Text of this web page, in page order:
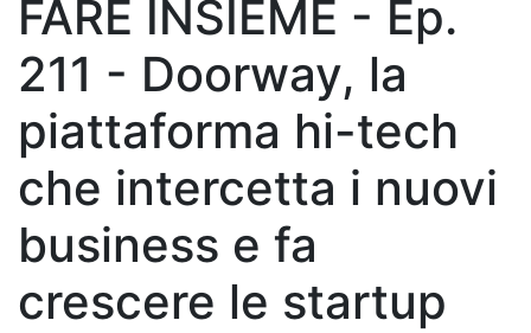
FARE INSIEME - Ep.
211 - Doorway, la
piattaforma hi-tech
che intercetta i nuovi
business e fa
crescere le startup